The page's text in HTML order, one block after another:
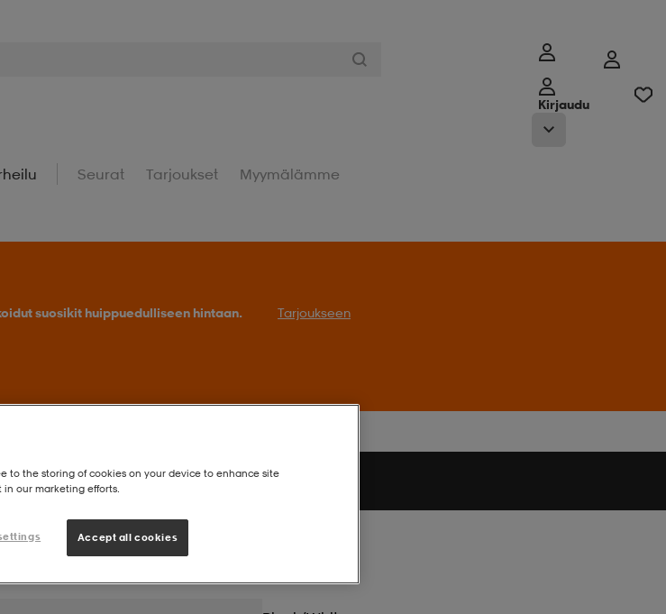
Kirjaudu
Seurat Tarjoukset Myymälämme
suosikit huippuedulliseen hintaan. Tarjoukseen
Joukkueen tuote:
Juniorit Jalkapallo
to the storing of cookies on your device to enhance site
in our marketing efforts.
Accept all cookies